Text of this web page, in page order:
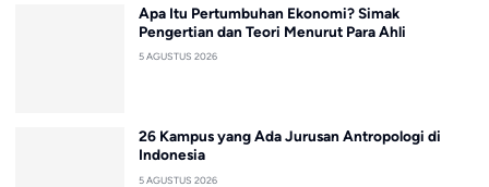
Apa Itu Pertumbuhan Ekonomi? Simak
Pengertian dan Teori Menurut Para Ahli
5 AGUSTUS 2026
26 Kampus yang Ada Jurusan Antropologi di
Indonesia
5 AGUSTUS 2026